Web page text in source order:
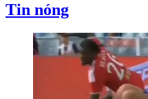
Tin nóng